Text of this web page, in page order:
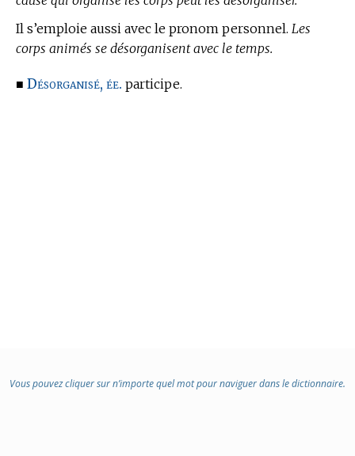
Il s’emploie aussi avec le pronom personnel. Les
corps animés se désorganisent avec le temps.
■ Désorganisé, ée. participe.
Vous pouvez cliquer sur n’importe quel mot pour naviguer dans le dictionnaire.